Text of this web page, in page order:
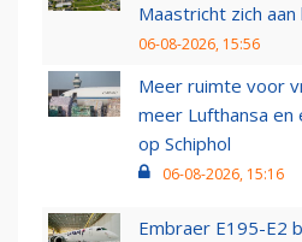
Maastricht zich aan
06-08-2026, 15:56
Meer ruimte voor
meer Lufthansa en
op Schiphol
06-08-2026, 15:16
Embraer E195-E2